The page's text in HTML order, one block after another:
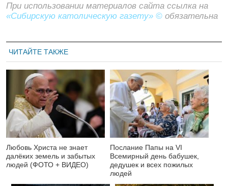
При использовании материалов сайта ссылка на
«Сибирскую католическую газету» © обязательна
ЧИТАЙТЕ ТАКЖЕ
Любовь Христа не знает
далёких земель и забытых
людей (ФОТО + ВИДЕО)
Послание Папы на VI
Всемирный день бабушек,
дедушек и всех пожилых
людей